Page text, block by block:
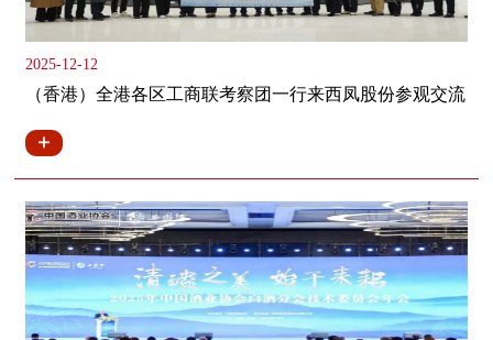
2025-12-12
（香港）全港各区工商联考察团一行来西凤股份参观交流